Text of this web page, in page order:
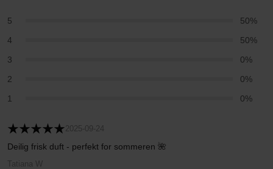
5
50%
4
50%
3
0%
2
0%
1
0%
2025-09-24
Deilig frisk duft - perfekt for sommeren 🌺
Tatiana W